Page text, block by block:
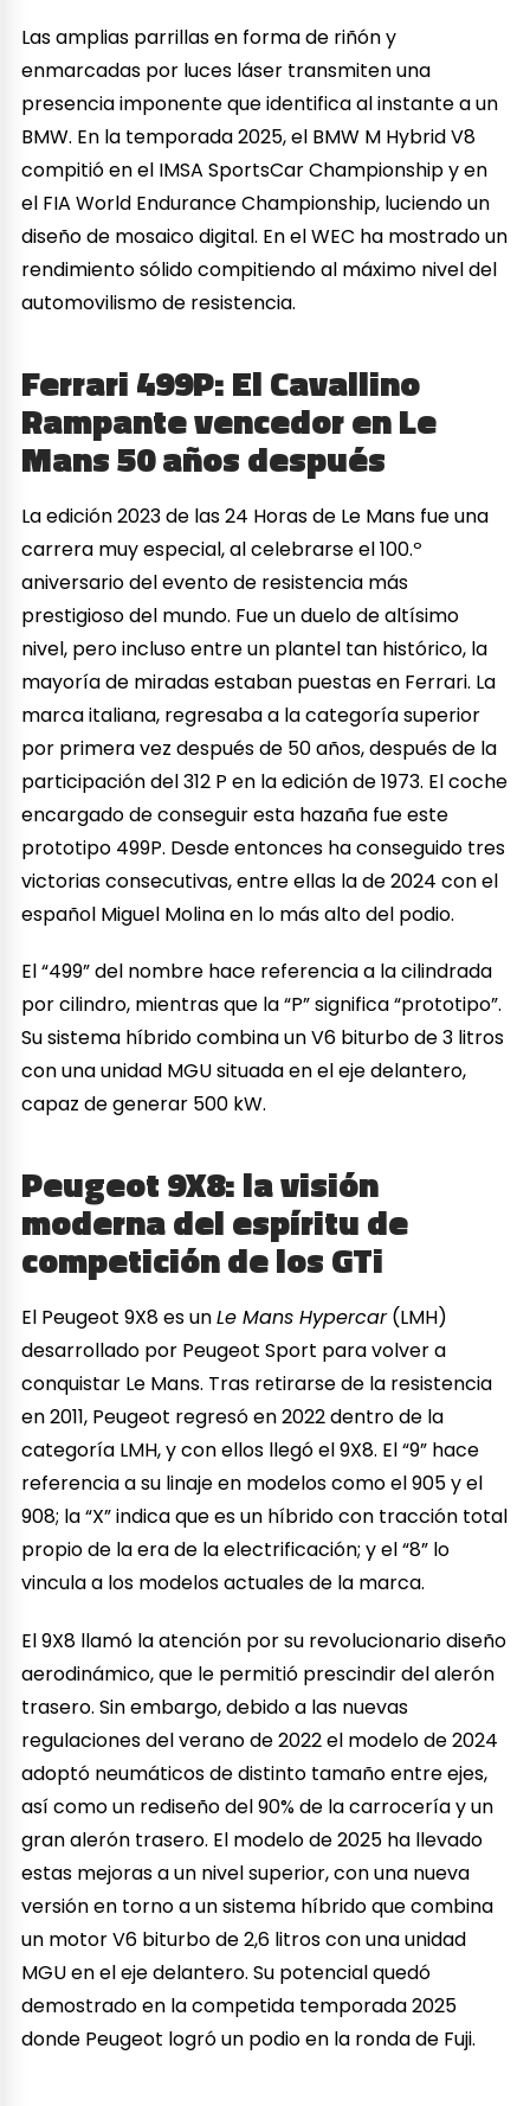
Las amplias parrillas en forma de riñón y
enmarcadas por luces láser transmiten una
presencia imponente que identifica al instante a un
BMW. En la temporada 2025, el BMW M Hybrid V8
compitió en el IMSA SportsCar Championship y en
el FIA World Endurance Championship, luciendo un
diseño de mosaico digital. En el WEC ha mostrado un
rendimiento sólido compitiendo al máximo nivel del
automovilismo de resistencia.
Ferrari 499P: El Cavallino
Rampante vencedor en Le
Mans 50 años después
La edición 2023 de las 24 Horas de Le Mans fue una
carrera muy especial, al celebrarse el 100.º
aniversario del evento de resistencia más
prestigioso del mundo. Fue un duelo de altísimo
nivel, pero incluso entre un plantel tan histórico, la
mayoría de miradas estaban puestas en Ferrari. La
marca italiana, regresaba a la categoría superior
por primera vez después de 50 años, después de la
participación del 312 P en la edición de 1973. El coche
encargado de conseguir esta hazaña fue este
prototipo 499P. Desde entonces ha conseguido tres
victorias consecutivas, entre ellas la de 2024 con el
español Miguel Molina en lo más alto del podio.
El “499” del nombre hace referencia a la cilindrada
por cilindro, mientras que la “P” significa “prototipo”.
Su sistema híbrido combina un V6 biturbo de 3 litros
con una unidad MGU situada en el eje delantero,
capaz de generar 500 kW.
Peugeot 9X8: la visión
moderna del espíritu de
competición de los GTi
El Peugeot 9X8 es unLe Mans Hypercar(LMH)
desarrollado por Peugeot Sport para volver a
conquistar Le Mans. Tras retirarse de la resistencia
en 2011, Peugeot regresó en 2022 dentro de la
categoría LMH, y con ellos llegó el 9X8. El “9” hace
referencia a su linaje en modelos como el 905 y el
908; la “X” indica que es un híbrido con tracción total
propio de la era de la electrificación; y el “8” lo
vincula a los modelos actuales de la marca.
El 9X8 llamó la atención por su revolucionario diseño
aerodinámico, que le permitió prescindir del alerón
trasero. Sin embargo, debido a las nuevas
regulaciones del verano de 2022 el modelo de 2024
adoptó neumáticos de distinto tamaño entre ejes,
así como un rediseño del 90% de la carrocería y un
gran alerón trasero. El modelo de 2025 ha llevado
estas mejoras a un nivel superior, con una nueva
versión en torno a un sistema híbrido que combina
un motor V6 biturbo de 2,6 litros con una unidad
MGU en el eje delantero. Su potencial quedó
demostrado en la competida temporada 2025
donde Peugeot logró un podio en la ronda de Fuji.